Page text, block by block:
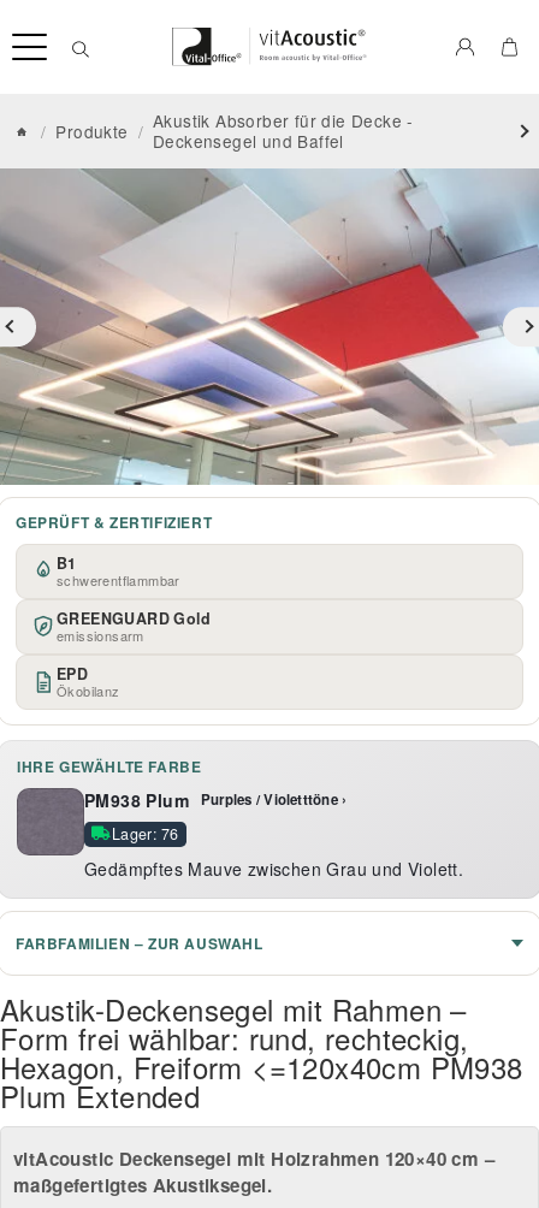
/ Produkte / Akustik Absorber für die Decke -
Deckensegel und Baffel
GEPRÜFT & ZERTIFIZIERT
B1
schwerentflammbar
GREENGUARD Gold
emissionsarm
EPD
Ökobilanz
IHRE GEWÄHLTE FARBE
PM938 Plum Purples / Violetttöne ›
Lager: 76
Gedämpftes Mauve zwischen Grau und Violett.
FARBFAMILIEN – ZUR AUSWAHL
Akustik-Deckensegel mit Rahmen –
Form frei wählbar: rund, rechteckig,
Hexagon, Freiform <=120x40cm PM938
Plum Extended
vitAcoustic Deckensegel mit Holzrahmen 120×40 cm –
maßgefertigtes Akustiksegel.